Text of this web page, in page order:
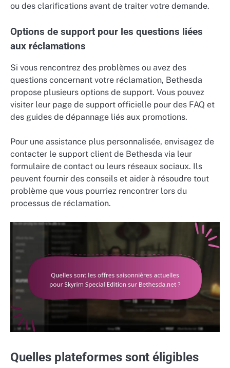
ou des clarifications avant de traiter votre demande.
Options de support pour les questions liées
aux réclamations
Si vous rencontrez des problèmes ou avez des
questions concernant votre réclamation, Bethesda
propose plusieurs options de support. Vous pouvez
visiter leur page de support officielle pour des FAQ et
des guides de dépannage liés aux promotions.
Pour une assistance plus personnalisée, envisagez de
contacter le support client de Bethesda via leur
formulaire de contact ou leurs réseaux sociaux. Ils
peuvent fournir des conseils et aider à résoudre tout
problème que vous pourriez rencontrer lors du
processus de réclamation.
Quelles plateformes sont éligibles